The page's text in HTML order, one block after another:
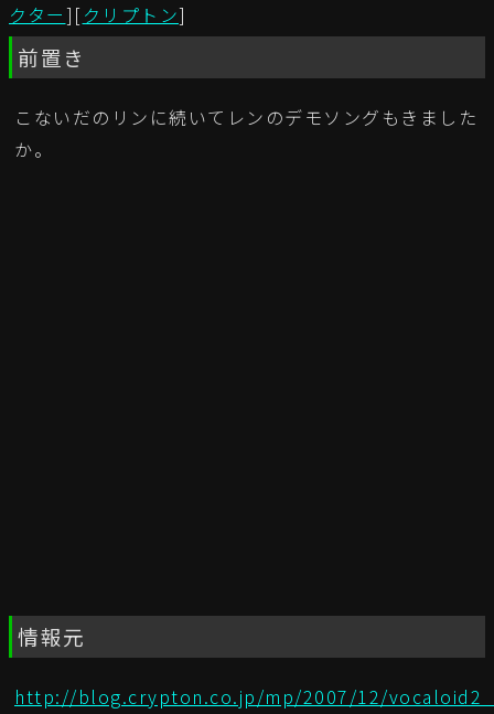
クター][クリプトン]
前置き
こないだのリンに続いてレンのデモソングもきました
か。
情報元
http://blog.crypton.co.jp/mp/2007/12/